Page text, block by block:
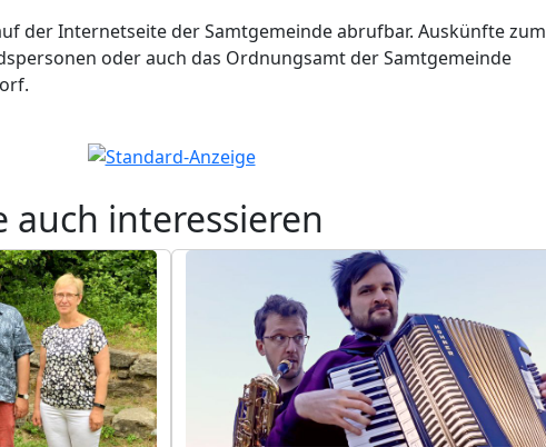
der Internetseite der Samtgemeinde abrufbar. Auskünfte zum
oder auch das Ordnungsamt der Samtgemeinde
auch interessieren